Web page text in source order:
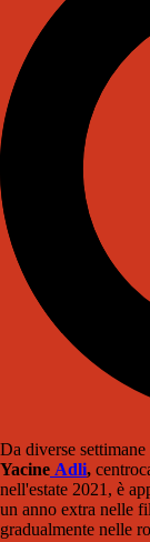
Da diverse
Yacine Adli,
nell'estate 2021, è
un anno extra nelle
gradualmente nelle